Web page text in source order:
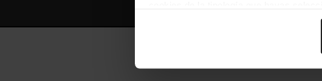
personalización, porque permiten
Las cookies necesarias son
“Gestor de cookies”, que encontrarás